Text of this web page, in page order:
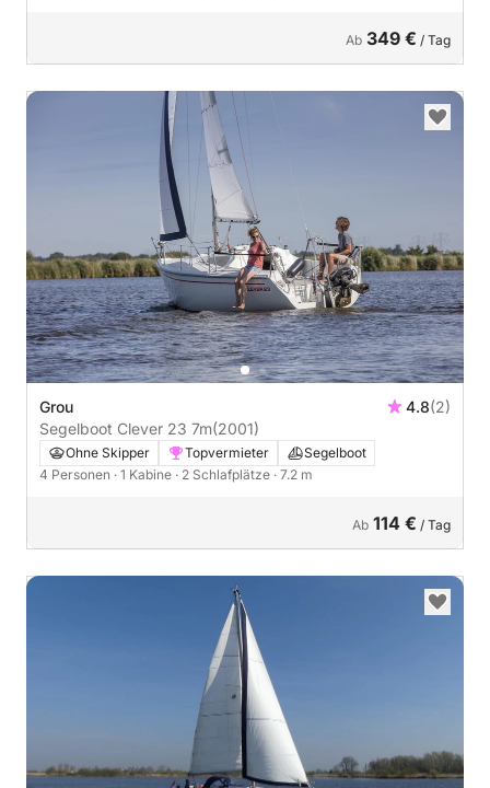
Ab 349 € / Tag
Grou 4.8(2)
Segelboot Clever 23 7m(2001)
Ohne Skipper Topvermieter
Segelboot
4 Personen · 1 Kabine · 2 Schlafplätze · 7.2 m
Ab 114 € / Tag